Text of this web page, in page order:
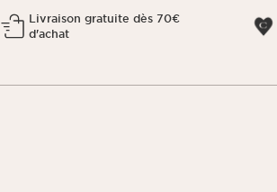
Livraison gratuite dès 70€
d'achat